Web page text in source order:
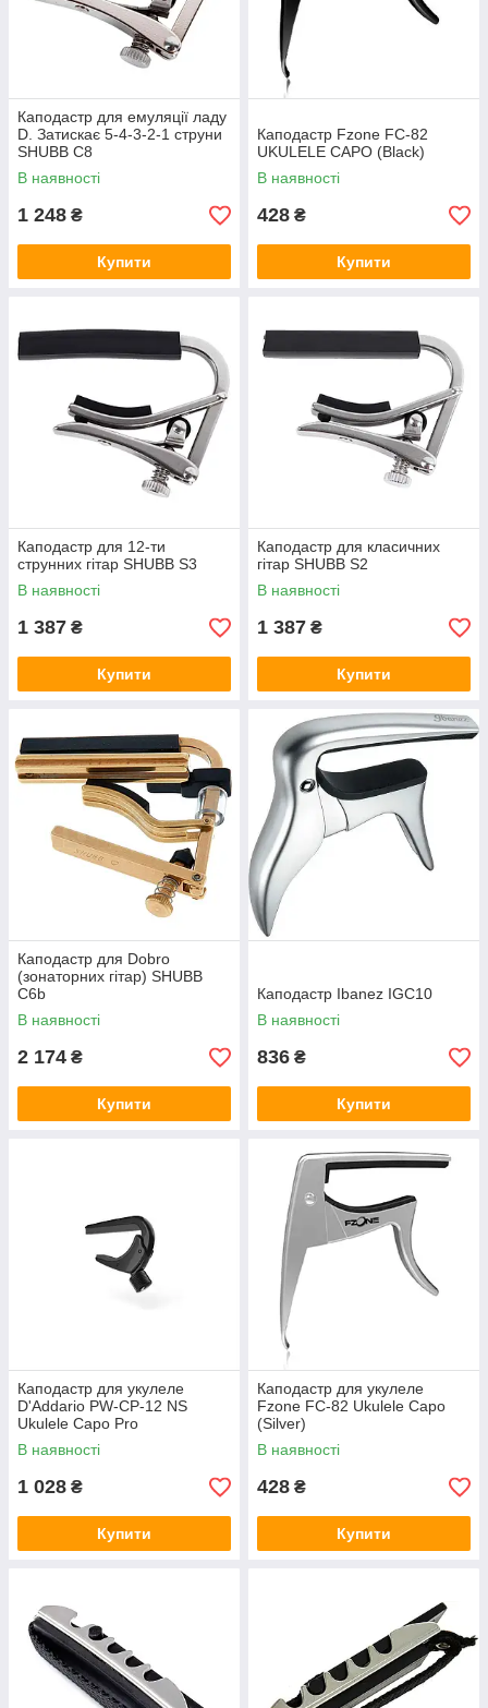
Каподастр для емуляції ладу
D. Затискає 5-4-3-2-1 струни
SHUBB C8
В наявності
1 248 ₴
Купити
Каподастр Fzone FC-82
UKULELE CAPO (Black)
В наявності
428 ₴
Купити
Каподастр для 12-ти
струнних гітар SHUBB S3
В наявності
1 387 ₴
Купити
Каподастр для класичних
гітар SHUBB S2
В наявності
1 387 ₴
Купити
Каподастр для Dobro
(зонаторних гітар) SHUBB
C6b
В наявності
2 174 ₴
Купити
Каподастр Ibanez IGC10
В наявності
836 ₴
Купити
Каподастр для укулеле
D'Addario PW-CP-12 NS
Ukulele Capo Pro
В наявності
1 028 ₴
Купити
Каподастр для укулеле
Fzone FC-82 Ukulele Capo
(Silver)
В наявності
428 ₴
Купити